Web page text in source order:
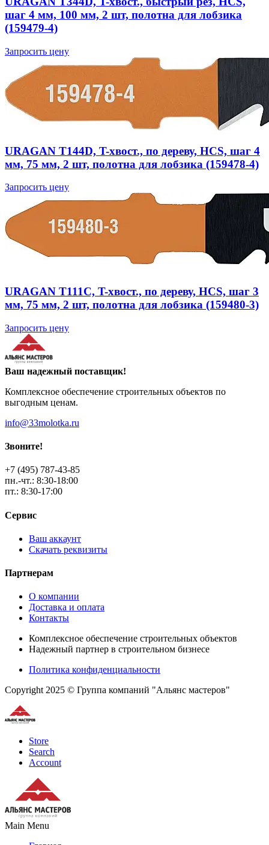
шаг 4 мм, 100 мм, 2 шт, полотна для лобзика
(159479-4)
Запросить цену
URAGAN T144D, T-хвост., по дереву, HCS, шаг 4
мм, 75 мм, 2 шт, полотна для лобзика (159478-4)
Запросить цену
URAGAN T111C, T-хвост., по дереву, HCS, шаг 3
мм, 75 мм, 2 шт, полотна для лобзика (159480-3)
Запросить цену
Ваш надежный поставщик!
Комплексное обеспечение строительных объектов по
выгодным ценам.
info@33molotka.ru
Звоните!
+7 (495) 787-43-85
пн.-чт.: 8:30-18:00
пт.: 8:30-17:00
Сервис
Ваш аккаунт
Скачать реквизиты
Партнерам
О компании
Доставка и оплата
Контакты
Комплексное обеспечение строительных объектов
Надежный партнер в строительном бизнесе
Политика конфиденциальности
Copyright 2025 © Группа компаний "Альянс мастеров"
Store
Search
Account
Main Menu